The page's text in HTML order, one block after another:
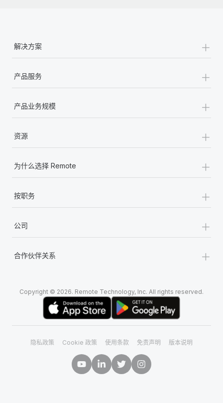
解决方案 +
产品服务 +
产品业务规模 +
资源 +
为什么选择 Remote +
按职务 +
公司 +
合作伙伴关系 +
Copyright © 2026. Remote Technology, Inc. All rights reserved.
隐私政策 Cookie 政策 使用条款 免责声明 版本说明